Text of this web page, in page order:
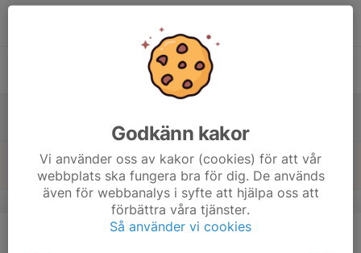
v.47
Godkänn kakor
Vi använder oss av kakor (cookies) för att vår
webbplats ska fungera bra för dig. De används
även för webbanalys i syfte att hjälpa oss att
förbättra våra tjänster.
Så använder vi cookies